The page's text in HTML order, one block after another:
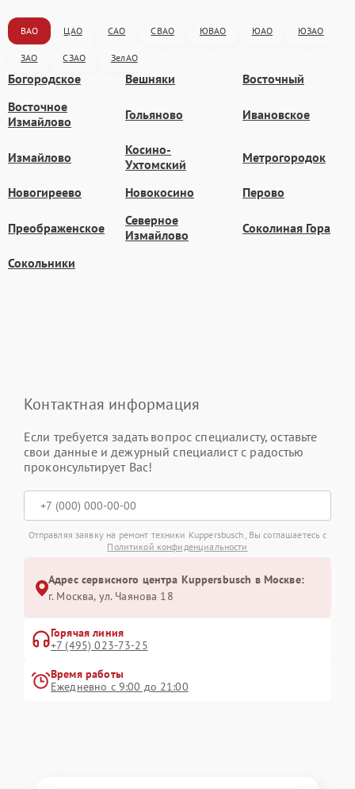
ВАО ЦАО САО СВАО ЮВАО ЮАО ЮЗАО
ЗАО СЗАО ЗелАО
Богородское Вешняки
Восточный
Восточное
Измайлово
Гольяново Ивановское
Измайлово
Косино-
Ухтомский
Метрогородок
Новогиреево Новокосино Перово
Преображенское
Северное
Измайлово
Соколиная Гора
Сокольники
Контактная информация
Если требуется задать вопрос специалисту, оставьте
свои данные и дежурный специалист с радостью
проконсультирует Вас!
Отправляя заявку на ремонт техники Kuppersbusch, Вы соглашаетесь с
Политикой конфиденциальности
Адрес сервисного центра Kuppersbusch в Москве:
г. Москва, ул. Чаянова 18
Горячая линия
+7 (495) 023-73-25
Время работы
Ежедневно с 9:00 до 21:00